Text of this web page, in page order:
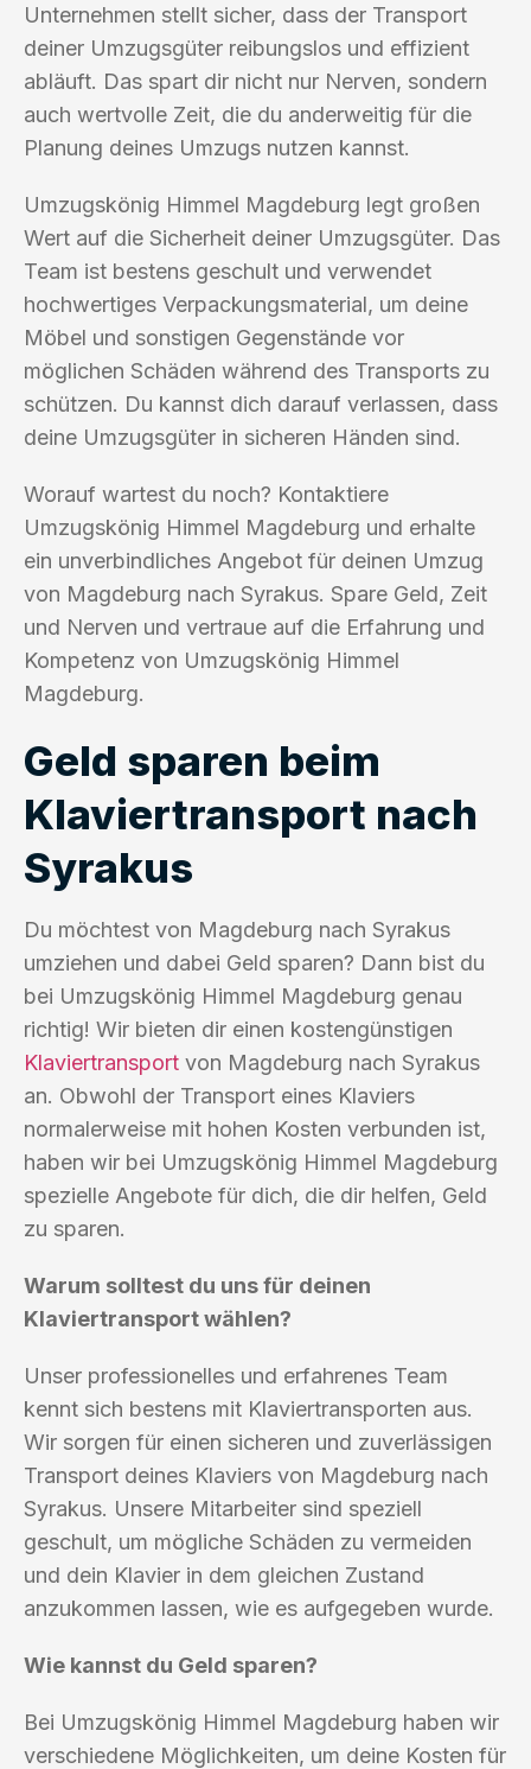
Unternehmen stellt sicher, dass der Transport
deiner Umzugsgüter reibungslos und effizient
abläuft. Das spart dir nicht nur Nerven, sondern
auch wertvolle Zeit, die du anderweitig für die
Planung deines Umzugs nutzen kannst.
Umzugskönig Himmel Magdeburg legt großen
Wert auf die Sicherheit deiner Umzugsgüter. Das
Team ist bestens geschult und verwendet
hochwertiges Verpackungsmaterial, um deine
Möbel und sonstigen Gegenstände vor
möglichen Schäden während des Transports zu
schützen. Du kannst dich darauf verlassen, dass
deine Umzugsgüter in sicheren Händen sind.
Worauf wartest du noch? Kontaktiere
Umzugskönig Himmel Magdeburg und erhalte
ein unverbindliches Angebot für deinen Umzug
von Magdeburg nach Syrakus. Spare Geld, Zeit
und Nerven und vertraue auf die Erfahrung und
Kompetenz von Umzugskönig Himmel
Magdeburg.
Geld sparen beim
Klaviertransport nach
Syrakus
Du möchtest von Magdeburg nach Syrakus
umziehen und dabei Geld sparen? Dann bist du
bei Umzugskönig Himmel Magdeburg genau
richtig! Wir bieten dir einen kostengünstigen
Klaviertransport von Magdeburg nach Syrakus
an. Obwohl der Transport eines Klaviers
normalerweise mit hohen Kosten verbunden ist,
haben wir bei Umzugskönig Himmel Magdeburg
spezielle Angebote für dich, die dir helfen, Geld
zu sparen.
Warum solltest du uns für deinen
Klaviertransport wählen?
Unser professionelles und erfahrenes Team
kennt sich bestens mit Klaviertransporten aus.
Wir sorgen für einen sicheren und zuverlässigen
Transport deines Klaviers von Magdeburg nach
Syrakus. Unsere Mitarbeiter sind speziell
geschult, um mögliche Schäden zu vermeiden
und dein Klavier in dem gleichen Zustand
anzukommen lassen, wie es aufgegeben wurde.
Wie kannst du Geld sparen?
Bei Umzugskönig Himmel Magdeburg haben wir
verschiedene Möglichkeiten, um deine Kosten für